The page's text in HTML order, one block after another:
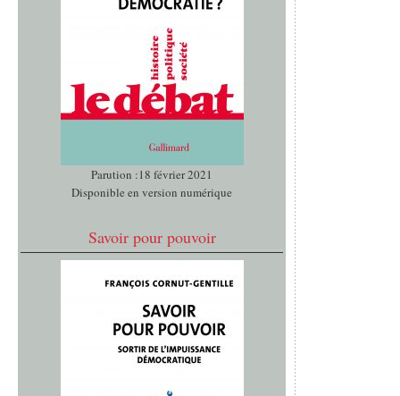
Parution :18 février 2021
Disponible en version numérique
Savoir pour pouvoir